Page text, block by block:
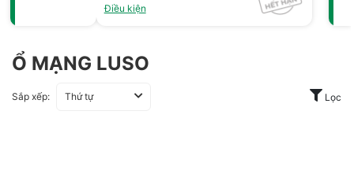
Điều kiện
Ổ MẠNG LUSO
Sắp xếp: Thứ tự Lọc